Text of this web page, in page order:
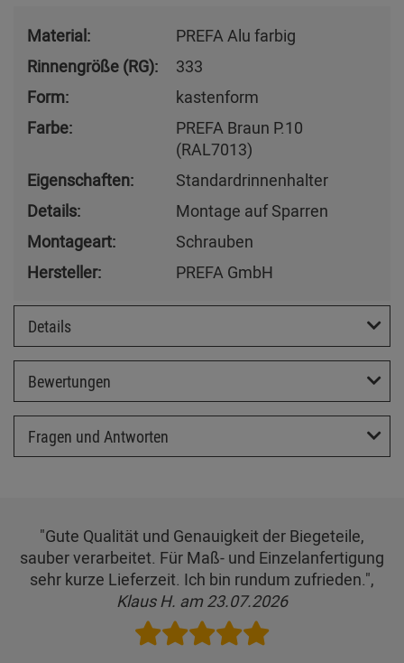
Material:
PREFA Alu farbig
Rinnengröße (RG):
333
Form:
kastenform
Farbe:
PREFA Braun P.10
(RAL7013)
Eigenschaften:
Standardrinnenhalter
Details:
Montage auf Sparren
Montageart:
Schrauben
Hersteller:
PREFA GmbH
Details
Bewertungen
Fragen und Antworten
"Gute Qualität und Genauigkeit der Biegeteile,
sauber verarbeitet. Für Maß- und Einzelanfertigung
sehr kurze Lieferzeit. Ich bin rundum zufrieden.",
Klaus H. am 23.07.2026